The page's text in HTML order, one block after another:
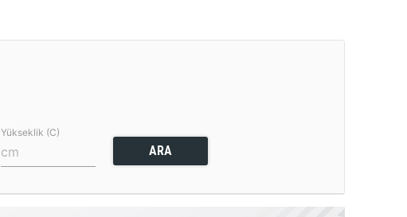
Yükseklik (C)
ARA